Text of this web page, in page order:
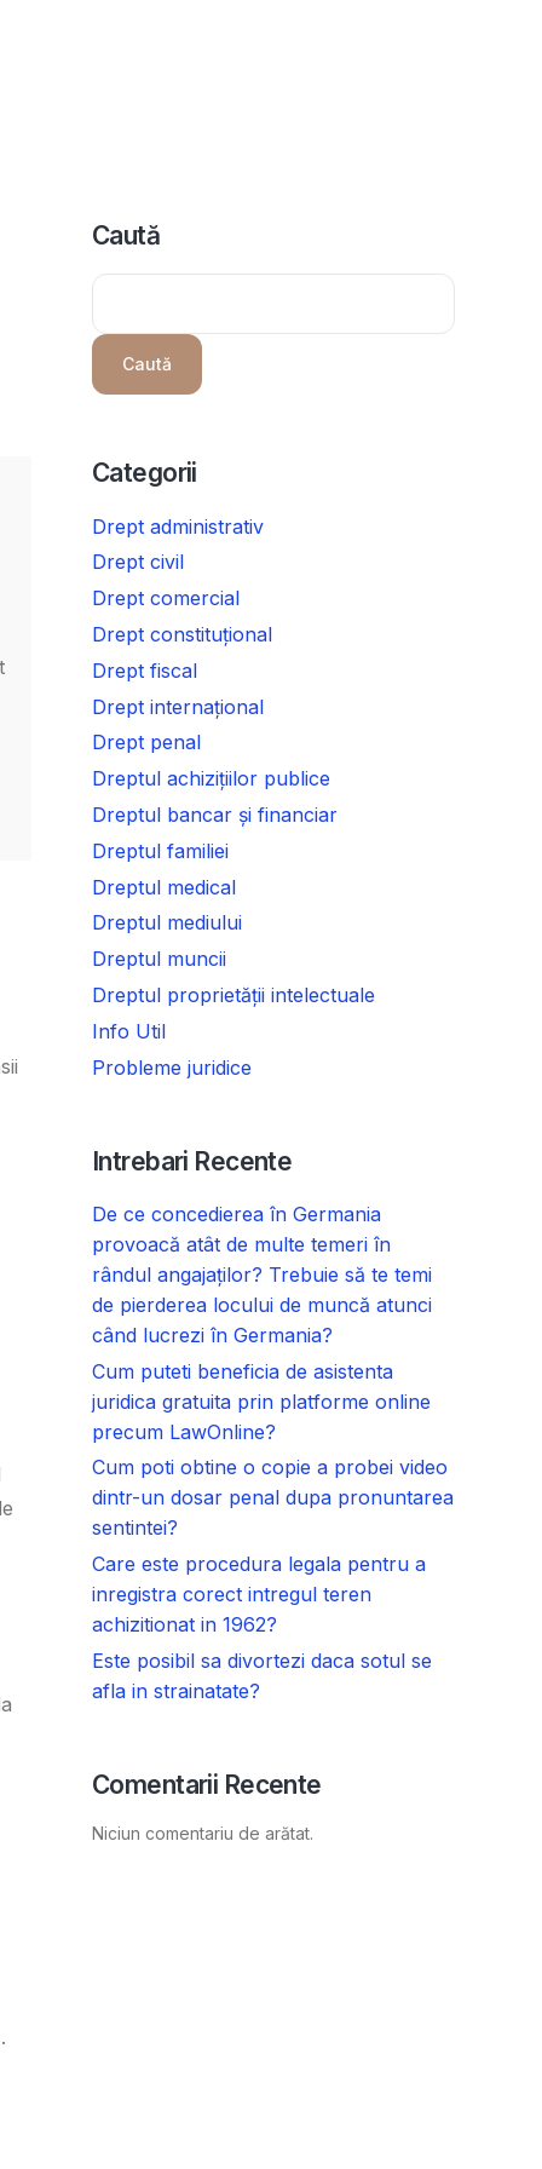
Caută
Caută
Categorii
Drept administrativ
Drept civil
Drept comercial
Drept constituțional
Drept fiscal
Drept internațional
Drept penal
Dreptul achizițiilor publice
Dreptul bancar și financiar
Dreptul familiei
Dreptul medical
Dreptul mediului
Dreptul muncii
Dreptul proprietății intelectuale
Info Util
Probleme juridice
Intrebari Recente
De ce concedierea în Germania
provoacă atât de multe temeri în
rândul angajaților? Trebuie să te temi
de pierderea locului de muncă atunci
când lucrezi în Germania?
Cum puteti beneficia de asistenta
juridica gratuita prin platforme online
precum LawOnline?
Cum poti obtine o copie a probei video
dintr-un dosar penal dupa pronuntarea
sentintei?
Care este procedura legala pentru a
inregistra corect intregul teren
achizitionat in 1962?
Este posibil sa divortezi daca sotul se
afla in strainatate?
Comentarii Recente
Niciun comentariu de arătat.